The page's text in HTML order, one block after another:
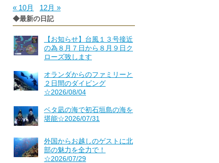
« 10月 12月 »
◆最新の日記
【お知らせ】台風１３号接近
の為８月７日から８月９日ク
ローズ致します
オランダからのファミリーと
２日間のダイビング
☆2026/08/04
ベタ凪の海で初石垣島の海を
堪能☆2026/07/31
外国からお越しのゲストに北
部の魅力を全力で！
☆2026/07/29